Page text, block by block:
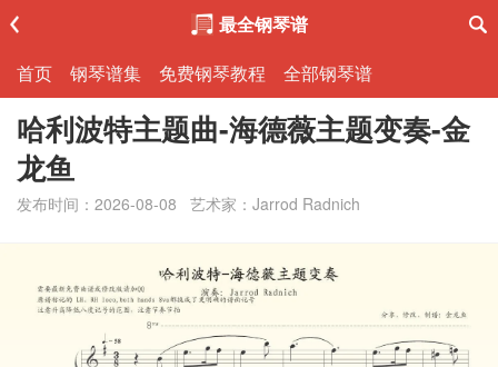
最全钢琴谱
首页
钢琴谱集 免费钢琴教程 全部钢琴谱
哈利波特主题曲-海德薇主题变奏-金
龙鱼
发布时间：2026-08-08 艺术家：Jarrod Radnich